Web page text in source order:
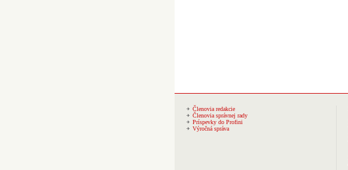
Členovia redakcie
Členovia správnej rady
Príspevky do Profini
Výročná správa